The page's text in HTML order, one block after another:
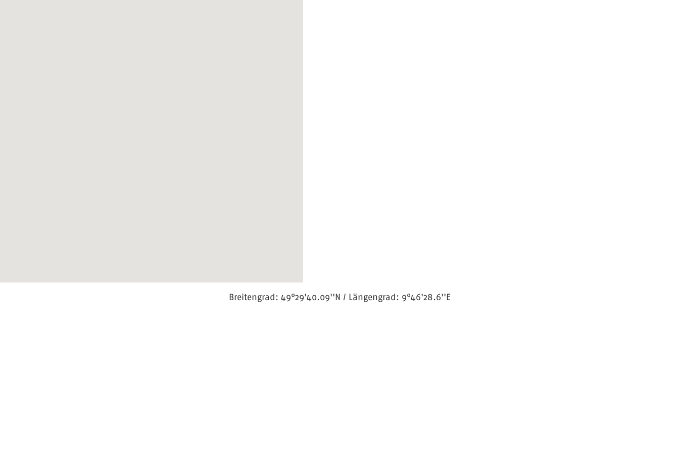
Breitengrad: 49°29'40.09''N / Längengrad: 9°46'28.6''E